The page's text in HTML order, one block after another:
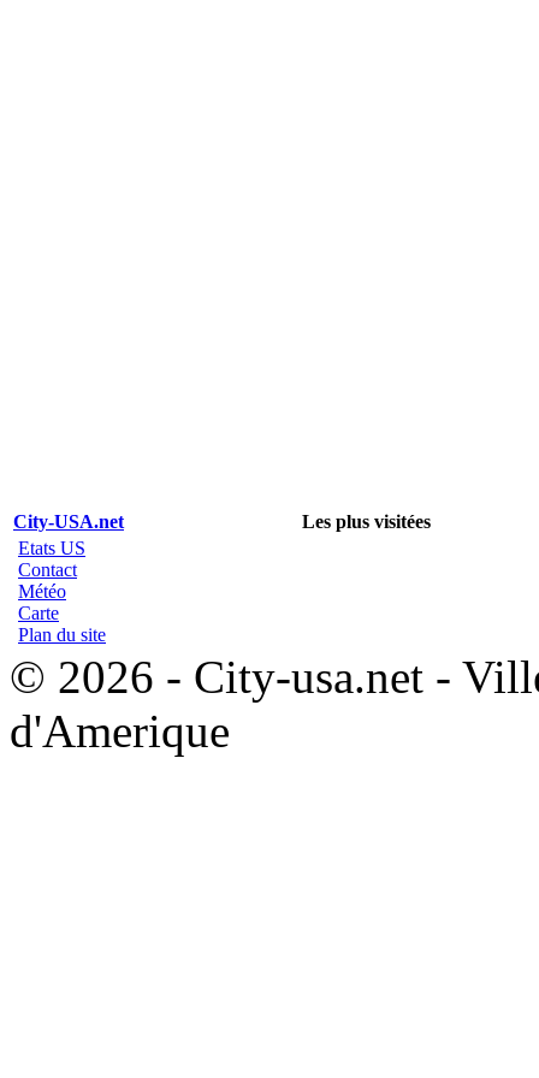
City-USA.net
Les plus visitées
Etats US
Contact
Météo
Carte
Plan du site
© 2026 - City-usa.net -
d'Amerique